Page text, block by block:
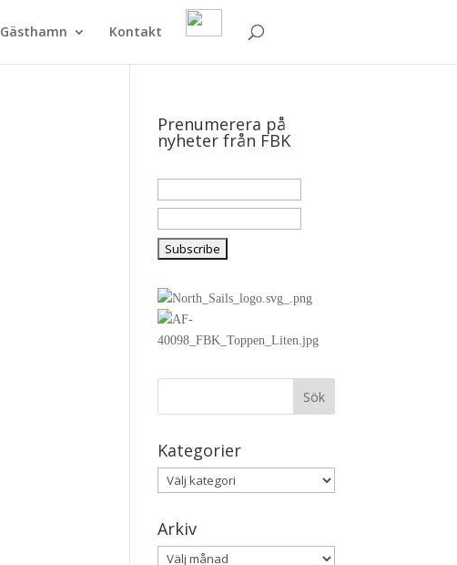
Gästhamn Kontakt
Prenumerera på
nyheter från FBK
Kategorier
Kategorier
Arkiv
Arkiv